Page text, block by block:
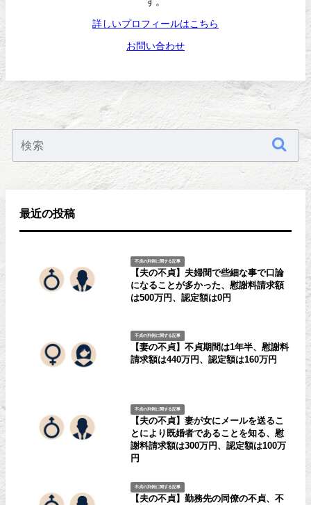
詳しいプロフィールはこちら
お問い合わせ
最近の投稿
不貞の判例に関する記事
【夫の不貞】夫婦間で些細な事で口論
になることが多かった、慰謝料請求額
は500万円、認定額は0円
不貞の判例に関する記事
【妻の不貞】不貞期間は1年半、慰謝料
請求額は440万円、認定額は160万円
不貞の判例に関する記事
【夫の不貞】妻が女にメールを送るこ
とにより既婚者であることを知る、慰
謝料請求額は300万円、認定額は100万
円
不貞の判例に関する記事
【夫の不貞】勤務先の同僚の不貞、不